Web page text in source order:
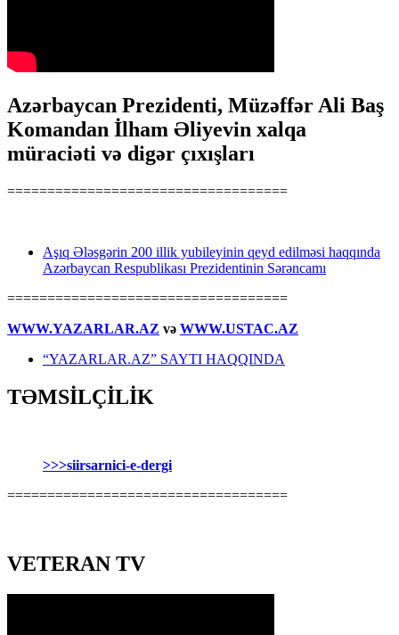
Azərbaycan Prezidenti, Müzəffər Ali Baş
Komandan İlham Əliyevin xalqa
müraciəti və digər çıxışları
===================================
Aşıq Ələsgərin 200 illik yubileyinin qeyd edilməsi haqqında
Azərbaycan Respublikası Prezidentinin Sərəncamı
===================================
WWW.YAZARLAR.AZ və WWW.USTAC.AZ
“YAZARLAR.AZ” SAYTI HAQQINDA
TƏMSİLÇİLİK
>>>siirsarnici-e-dergi
===================================
VETERAN TV